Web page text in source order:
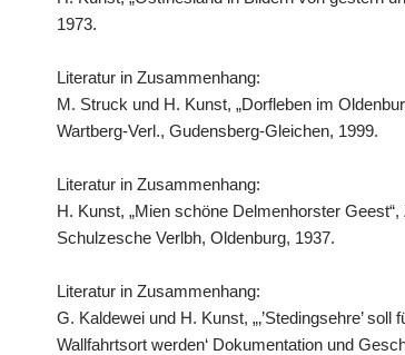
1973.
Literatur in Zusammenhang:
M. Struck und H. Kunst, „Dorfleben im
Wartberg-Verl., Gudensberg-Gleichen, 1999.
Literatur in Zusammenhang:
H. Kunst, „Mien schöne Delmenhorster
Schulzesche Verlbh, Oldenburg, 1937.
Literatur in Zusammenhang:
G. Kaldewei und H. Kunst, „‚’Stedingsehre’
Wallfahrtsort werden‘ Dokumentation und